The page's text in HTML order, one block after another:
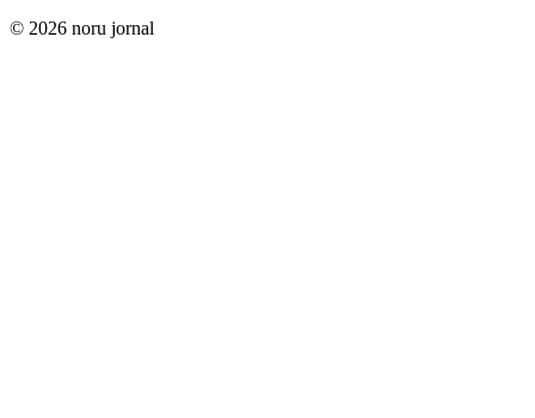
© 2026 noru jornal